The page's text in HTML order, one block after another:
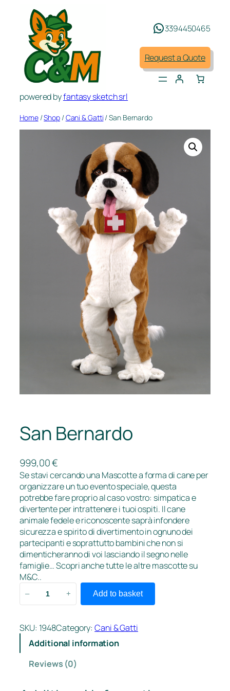
content
powered byfantasy sketch srl
3394450465
Request a Quote
Home/Shop/Cani & Gatti / San Bernardo
San Bernardo
999,00€
Se stavi cercando una Mascotte a forma di cane per
organizzare un tuo evento speciale, questa
potrebbe fare proprio al caso vostro: simpatica e
divertente per intrattenere i tuoi ospiti. Il cane
animale fedele e riconoscente saprà infondere
sicurezza e spirito di divertimento in ognuno dei
partecipanti e soprattutto bambini che non si
dimenticheranno di voi lasciando il segno nelle
famiglie… Scopri anche tutte le altre mascotte su
M&C..
B
e
– + Add to basket
SKU: 1948Category:Cani & Gatti
Additional information
Reviews (0)